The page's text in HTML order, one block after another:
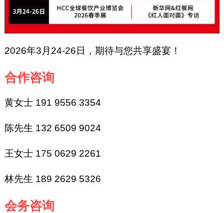
2026年3月24-26日，期待与您共享盛宴！
合作咨询
黄女士 191 9556 3354
陈先生 132 6509 9024
王女士 175 0629 2261
林先生 189 2629 5326
会务咨询